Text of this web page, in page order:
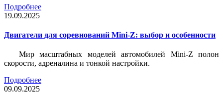
Подробнее
19.09.2025
Двигатели для соревнований Mini-Z: выбор и особенности
Мир масштабных моделей автомобилей Mini-Z полон
скорости, адреналина и тонкой настройки.
Подробнее
09.09.2025